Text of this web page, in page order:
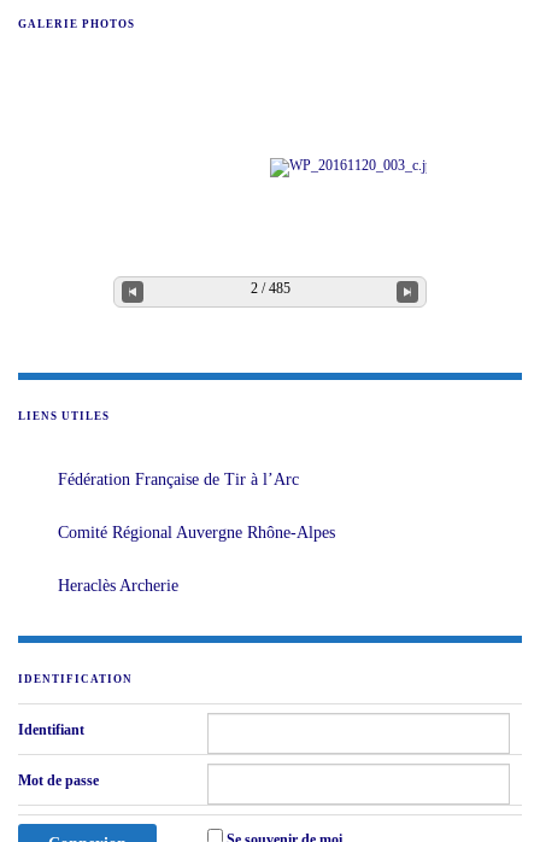
GALERIE PHOTOS
2 / 485
LIENS UTILES
Fédération Française de Tir à l’Arc
Comité Régional Auvergne Rhône-Alpes
Heraclès Archerie
IDENTIFICATION
Identifiant
Mot de passe